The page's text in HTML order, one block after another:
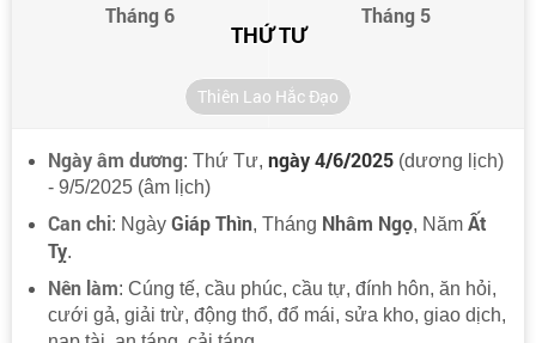
Tháng 6 Tháng 5
THỨ TƯ
Thiên Lao Hắc Đạo
Ngày âm dương: Thứ Tư, ngày 4/6/2025 (dương lịch)
- 9/5/2025 (âm lịch)
Can chi: Ngày Giáp Thìn, Tháng Nhâm Ngọ, Năm Ất
Tỵ.
Nên làm: Cúng tế, cầu phúc, cầu tự, đính hôn, ăn hỏi,
cưới gả, giải trừ, động thổ, đổ mái, sửa kho, giao dịch,